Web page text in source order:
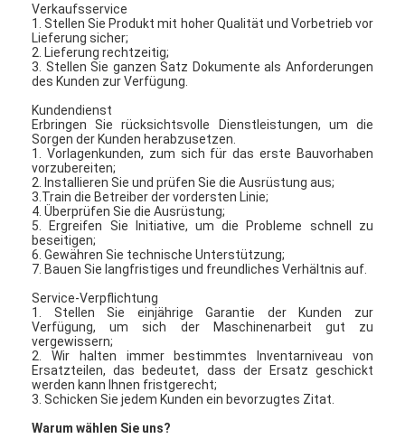
Verkaufsservice
1. Stellen Sie Produkt mit hoher Qualität und Vorbetrieb vor
Lieferung sicher;
2. Lieferung rechtzeitig;
3. Stellen Sie ganzen Satz Dokumente als Anforderungen
des Kunden zur Verfügung.
Kundendienst
Erbringen Sie rücksichtsvolle Dienstleistungen, um die
Sorgen der Kunden herabzusetzen.
1. Vorlagenkunden, zum sich für das erste Bauvorhaben
vorzubereiten;
2. Installieren Sie und prüfen Sie die Ausrüstung aus;
3.Train die Betreiber der vordersten Linie;
4. Überprüfen Sie die Ausrüstung;
5. Ergreifen Sie Initiative, um die Probleme schnell zu
beseitigen;
6. Gewähren Sie technische Unterstützung;
7. Bauen Sie langfristiges und freundliches Verhältnis auf.
Service-Verpflichtung
1. Stellen Sie einjährige Garantie der Kunden zur
Verfügung, um sich der Maschinenarbeit gut zu
vergewissern;
2. Wir halten immer bestimmtes Inventarniveau von
Ersatzteilen, das bedeutet, dass der Ersatz geschickt
werden kann Ihnen fristgerecht;
3. Schicken Sie jedem Kunden ein bevorzugtes Zitat.
Warum wählen Sie uns?